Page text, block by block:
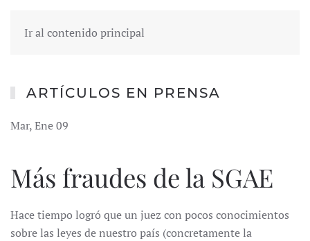
Ir al contenido principal
ARTÍCULOS EN PRENSA
Mar, Ene 09
Más fraudes de la SGAE
Hace tiempo logró que un juez con pocos conocimientos
sobre las leyes de nuestro país (concretamente la